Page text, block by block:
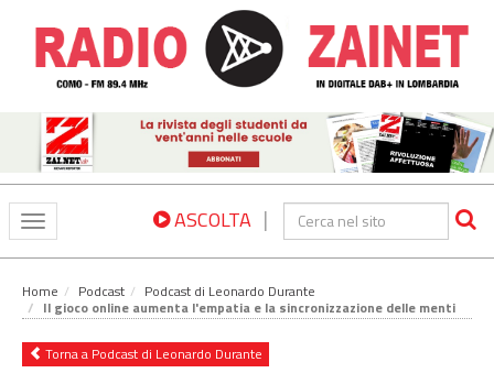
Toggle
navigation
ASCOLTA |
Home Podcast Podcast di Leonardo Durante
Il gioco online aumenta l'empatia e la sincronizzazione delle menti
Torna a Podcast di Leonardo Durante